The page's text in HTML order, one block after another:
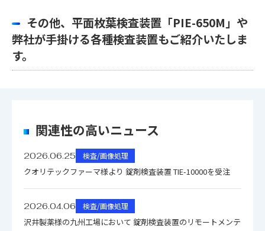
その他、平面枚葉検査装置「PIE-650M」や
弊社が手掛ける各種検査装置もご紹介いたしま
す。
関連性の高いニュース
2026.06.25 検査/画像処理
クオリテックファーマ様より 錠剤検査装置 TIE-10000を受注
2026.04.06 検査/画像処理
沢井製薬様の九州工場において 錠剤検査装置のリモートメンテ